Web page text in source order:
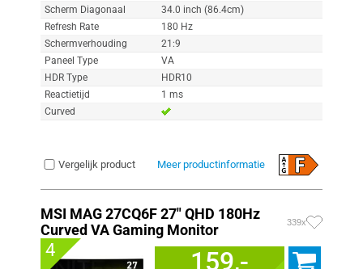
Scherm Diagonaal
34.0 inch (86.4cm)
Refresh Rate
180 Hz
Schermverhouding
21:9
Paneel Type
VA
HDR Type
HDR10
Reactietijd
1 ms
Curved
Vergelijk product Meer productinformatie
MSI MAG 27CQ6F 27" QHD 180Hz
Curved VA Gaming Monitor
339x
4 159,-